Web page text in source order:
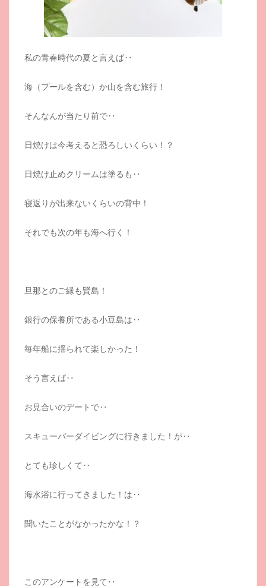
私の青春時代の夏と言えば‥
海（プールを含む）か山を含む旅行！
そんなんが当たり前で‥
日焼けは今考えると恐ろしいくらい！？
日焼け止めクリームは塗るも‥
寝返りが出来ないくらいの背中！
それでも次の年も海へ行く！
旦那とのご縁も賢島！
銀行の保養所である小豆島は‥
毎年船に揺られて楽しかった！
そう言えば‥
お見合いのデートで‥
スキューバーダイビングに行きました！が‥
とても珍しくて‥
海水浴に行ってきました！は‥
聞いたことがなかったかな！？
このアンケートを見て‥